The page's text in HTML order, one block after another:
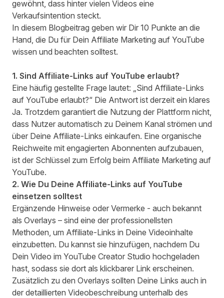
gewöhnt, dass hinter vielen Videos eine
Verkaufsintention steckt.
In diesem Blogbeitrag geben wir Dir 10 Punkte an die
Hand, die Du für Dein Affiliate Marketing auf YouTube
wissen und beachten solltest.
1. Sind Affiliate-Links auf YouTube erlaubt?
Eine häufig gestellte Frage lautet: „Sind Affiliate-Links
auf YouTube erlaubt?“ Die Antwort ist derzeit ein klares
Ja. Trotzdem garantiert die Nutzung der Plattform nicht,
dass Nutzer automatisch zu Deinem Kanal strömen und
über Deine Affiliate-Links einkaufen. Eine organische
Reichweite mit engagierten Abonnenten aufzubauen,
ist der Schlüssel zum Erfolg beim Affiliate Marketing auf
YouTube.
2. Wie Du Deine Affiliate-Links auf YouTube
einsetzen solltest
Ergänzende Hinweise oder Vermerke - auch bekannt
als Overlays – sind eine der professionellsten
Methoden, um Affiliate-Links in Deine Videoinhalte
einzubetten. Du kannst sie hinzufügen, nachdem Du
Dein Video im YouTube Creator Studio hochgeladen
hast, sodass sie dort als klickbarer Link erscheinen.
Zusätzlich zu den Overlays sollten Deine Links auch in
der detaillierten Videobeschreibung unterhalb des